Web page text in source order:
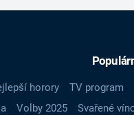
horory TV program
Volby 2025 Svařené